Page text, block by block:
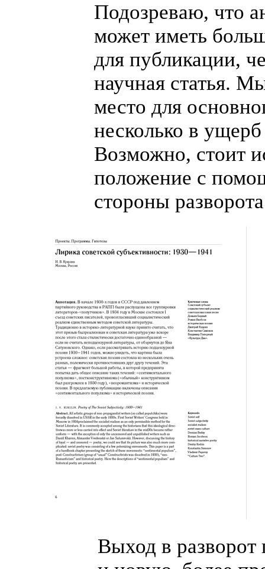
Подозреваю, что
может иметь
для публикации,
научная статья.
место для
несколько в
Возможно, стоит
положение с
стороны
Выход в разворот